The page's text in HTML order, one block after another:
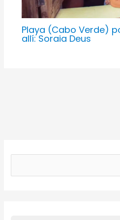
Playa (Cabo Verde)
allí: Soraia Deus